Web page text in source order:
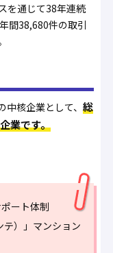
を通じて38年連続
間38,680件の取引
核企業として、 総
業です。
ート体制
テ）」マンション